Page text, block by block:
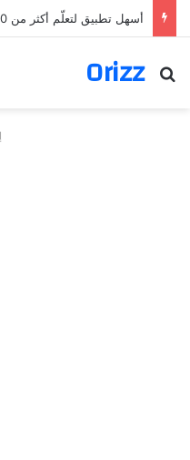
أسهل تطبيق لتعلّم أكثر من 160 ألف فعل بالألمانية
Orizz
بحث عن